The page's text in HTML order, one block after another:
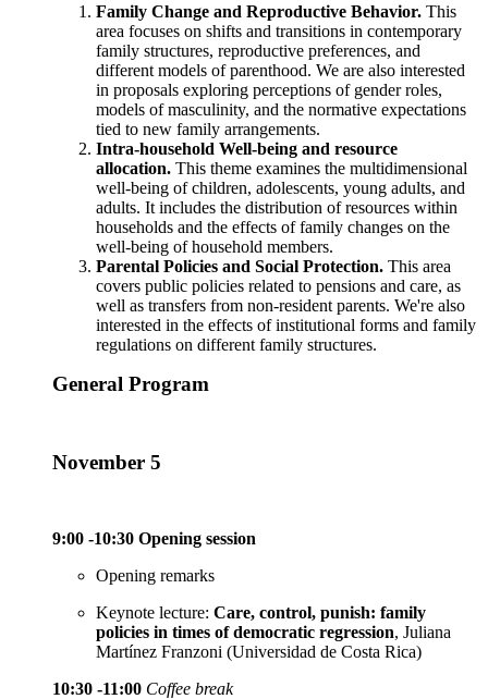
Family Change and Reproductive Behavior. This
area focuses on shifts and transitions in contemporary
family structures, reproductive preferences, and
different models of parenthood. We are also interested
in proposals exploring perceptions of gender roles,
models of masculinity, and the normative expectations
tied to new family arrangements.
Intra-household Well-being and resource
allocation. This theme examines the multidimensional
well-being of children, adolescents, young adults, and
adults. It includes the distribution of resources within
households and the effects of family changes on the
well-being of household members.
Parental Policies and Social Protection. This area
covers public policies related to pensions and care, as
well as transfers from non-resident parents. We're also
interested in the effects of institutional forms and family
regulations on different family structures.
General Program
November 5
9:00 -10:30 Opening session
Opening remarks
Keynote lecture: Care, control, punish: family
policies in times of democratic regression, Juliana
Martínez Franzoni (Universidad de Costa Rica)
10:30 -11:00 Coffee break